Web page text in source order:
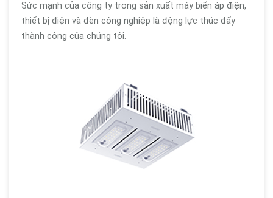
Sức mạnh của công ty trong sản xuất máy biến áp điện,
thiết bị điện và đèn công nghiệp là động lực thúc đẩy
thành công của chúng tôi.